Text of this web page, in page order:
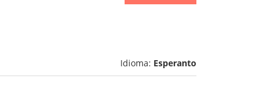
Idioma: Esperanto